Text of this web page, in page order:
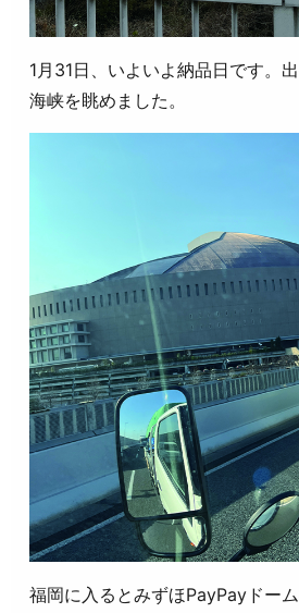
1月31日、いよいよ納品日です。
海峡を眺めました。
福岡に入るとみずほPayPayドー